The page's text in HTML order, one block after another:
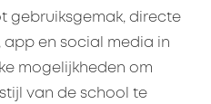
gebruiksgemak, directe
en social media in
mogelijkheden om
van de school te